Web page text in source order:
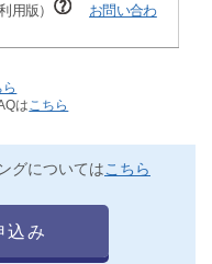
用版）
お問い合わ
ら
は こちら
グについてはこちら
込み